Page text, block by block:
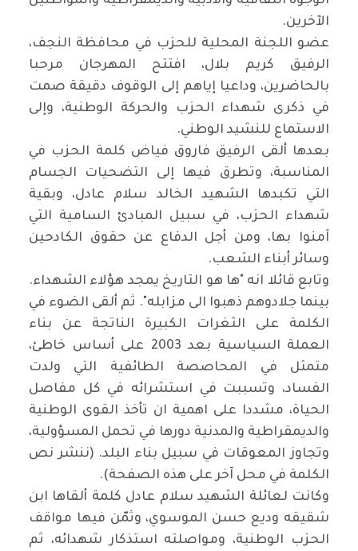
الآخرين.
عضو اللجنة المحلية للحزب في محافظة النجف،
الرفيق كريم بلال، افتتح المهرجان مرحبا
بالحاضرين، وداعيا إياهم إلى الوقوف دقيقة صمت
في ذكرى شهداء الحزب والحركة الوطنية، وإلى
الاستماع للنشيد الوطني.
بعدها ألقى الرفيق فاروق فياض كلمة الحزب في
المناسبة، وتطرق فيها إلى التضحيات الجسام
التي تكبدها الشهيد الخالد سلام عادل، وبقية
شهداء الحزب، في سبيل المبادئ السامية التي
آمنوا بها، ومن أجل الدفاع عن حقوق الكادحين
وسائر أبناء الشعب.
وتابع قائلا انه "ها هو التاريخ يمجد هؤلاء الشهداء.
بينما جلادوهم ذهبوا الى مزابله". ثم ألقى الضوء في
الكلمة على الثغرات الكبيرة الناتجة عن بناء
العملة السياسية بعد 2003 على أساس خاطئ،
متمثل في المحاصصة الطائفية التي ولدت
الفساد، وتسببت في استشرائه في كل مفاصل
الحياة، مشددا على اهمية ان تأخذ القوى الوطنية
والديمقراطية والمدنية دورها في تحمل المسؤولية،
وتجاوز المعوقات في سبيل بناء البلد. (ننشر نص
الكلمة في محل آخر على هذه الصفحة).
وكانت لعائلة الشهيد سلام عادل كلمة ألقاها ابن
شقيقه وديع حسن الموسوي، وثمّن فيها مواقف
الحزب الوطنية، ومواصلته استذكار شهدائه، ثم